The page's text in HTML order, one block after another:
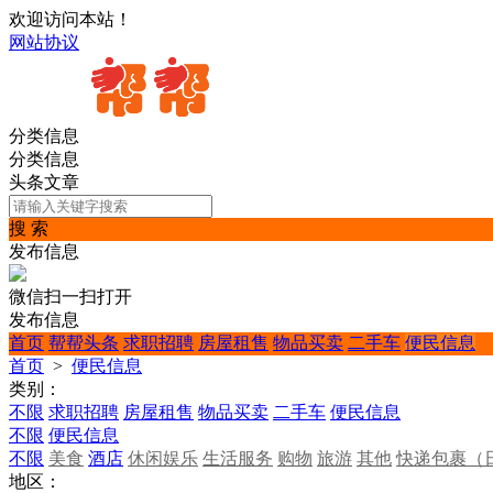
欢迎访问本站！
网站协议
分类信息
分类信息
头条文章
搜 索
发布信息
微信扫一扫打开
发布信息
首页 帮帮头条 求职招聘 房屋租售 物品买卖 二手车 便民信息
首页 > 便民信息
类别：
不限 求职招聘 房屋租售 物品买卖 二手车 便民信息
不限 便民信息
不限 美食 酒店 休闲娱乐 生活服务 购物 旅游 其他 快递包裹（
地区：